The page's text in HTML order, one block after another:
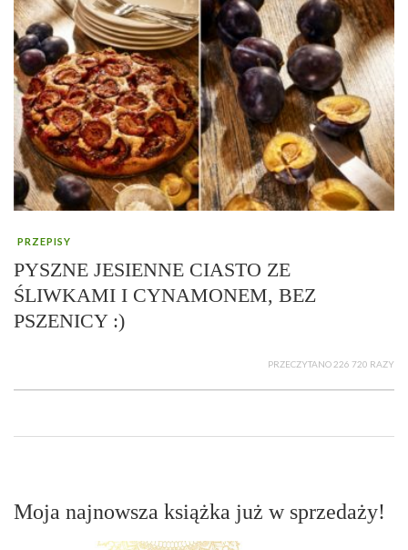
PRZEPISY
PYSZNE JESIENNE CIASTO ZE
ŚLIWKAMI I CYNAMONEM, BEZ
PSZENICY :)
PRZECZYTANO 226 720 RAZY
Moja najnowsza książka już w sprzedaży!